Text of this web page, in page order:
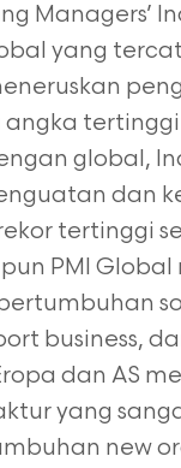
Managers’
yang
tertinggi
global,
dan
tertinggi
PMI
business,
dan AS
yang
new